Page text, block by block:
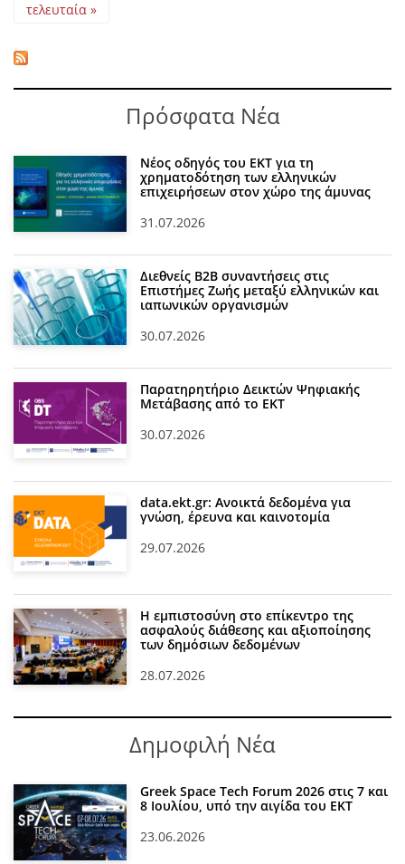
τελευταία »
Πρόσφατα Νέα
Νέος οδηγός του ΕΚΤ για τη
χρηματοδότηση των ελληνικών
επιχειρήσεων στον χώρο της άμυνας
31.07.2026
Διεθνείς Β2Β συναντήσεις στις
Επιστήμες Ζωής μεταξύ ελληνικών και
ιαπωνικών οργανισμών
30.07.2026
Παρατηρητήριο Δεικτών Ψηφιακής
Μετάβασης από το ΕΚΤ
30.07.2026
data.ekt.gr: Ανοικτά δεδομένα για
γνώση, έρευνα και καινοτομία
29.07.2026
Η εμπιστοσύνη στο επίκεντρο της
ασφαλούς διάθεσης και αξιοποίησης
των δημόσιων δεδομένων
28.07.2026
Δημοφιλή Νέα
Greek Space Tech Forum 2026 στις 7 και
8 Ιουλίου, υπό την αιγίδα του ΕΚΤ
23.06.2026